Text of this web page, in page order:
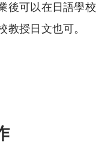
後可以在日語學校
教授日文也可。